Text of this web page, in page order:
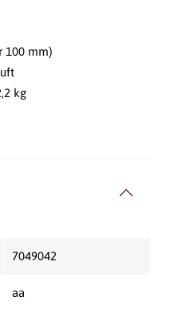
100 mm)
kg
7049042
aa